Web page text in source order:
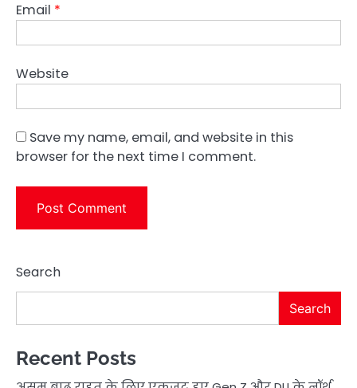
Email *
Website
Save my name, email, and website in this
browser for the next time I comment.
Search
Search
Recent Posts